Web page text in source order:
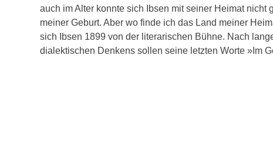
auch im Alter konnte sich Ibsen mit seiner Heimat
meiner Geburt. Aber wo finde ich das Land meiner
sich Ibsen 1899 von der literarischen Bühne. Nach
dialektischen Denkens sollen seine letzten Worte »Im